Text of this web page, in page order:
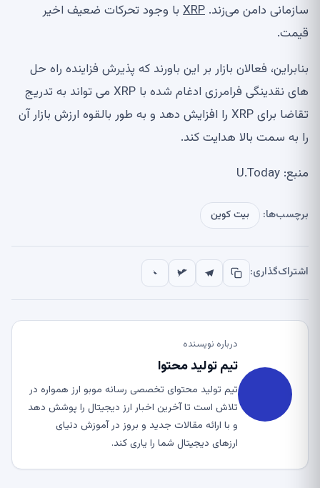
سازمانی دامن می‌زند. XRP با وجود تحرکات ضعیف اخیر
قیمت.
بنابراین، فعالان بازار بر این باورند که پذیرش فزاینده راه حل
های نقدینگی فرامرزی ادغام شده با XRP می تواند به تدریج
تقاضا برای XRP را افزایش دهد و به طور بالقوه ارزش بازار آن
را به سمت بالا هدایت کند.
منبع: U.Today
برچسب‌ها: بیت کوین
اشتراک‌گذاری:
درباره نویسنده
تیم تولید محتوا
تیم تولید محتوای تخصصی رسانه موبو ارز همواره در
تلاش است تا آخرین اخبار ارز دیجیتال را پوشش دهد
و با ارائه مقالات جدید و بروز در آموزش دنیای
ارزهای دیجیتال شما را یاری کند.